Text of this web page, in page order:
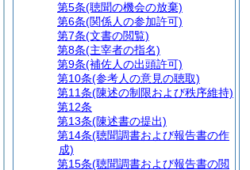
第5条(聴聞の機会の放棄)
第6条(関係人の参加許可)
第7条(文書の閲覧)
第8条(主宰者の指名)
第9条(補佐人の出頭許可)
第10条(参考人の意見の聴取)
第11条(陳述の制限および秩序維持)
第12条
第13条(陳述書の提出)
第14条(聴聞調書および報告書の作
成)
第15条(聴聞調書および報告書の閲